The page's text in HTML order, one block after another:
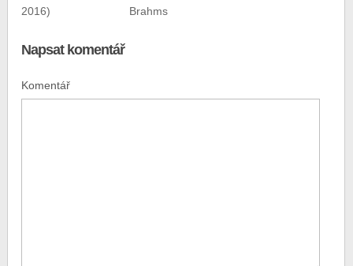
2016)
Brahms
Napsat komentář
Komentář